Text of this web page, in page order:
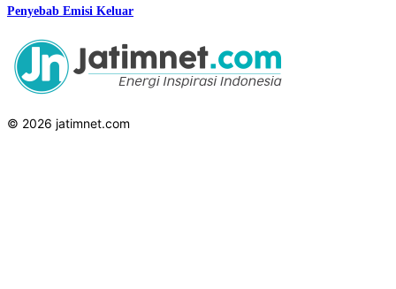
Penyebab Emisi Keluar
© 2026 jatimnet.com